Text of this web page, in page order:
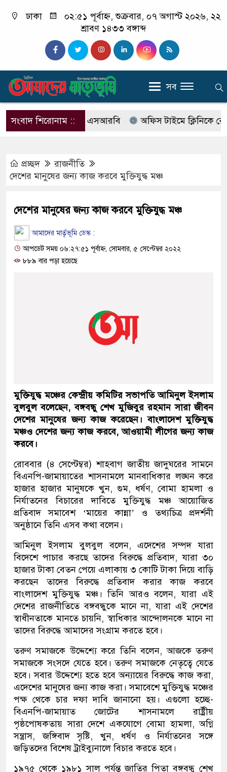
ঢাকা
০২:৫১ পূর্বাহ্ন, শুক্রবার, ০৭ অগাস্ট ২০২৬, ২২
শ্রাবণ ১৪৩৩ বঙ্গাব্দ
সব
সংবাদ শিরোনাম ::
নাম বদলে আসছে এসআরবি অফিস টাইমে ক্লিনিকে রোগী
প্রচ্ছদ
রাজনীতি
দেশের মানুষের জন্য কাজ করবে মুক্তিযুদ্ধ মঞ্চ
দেশের মানুষের জন্য কাজ করবে মুক্তিযুদ্ধ মঞ্চ
আমাদের মার্তৃভূমি ডেস্ক :
আপডেট সময় ০৬:২৭:৫১ পূর্বাহ্ন, সোমবার, ৫ সেপ্টেম্বর ২০২২
৮৮৯ বার পড়া হয়েছে
মুক্তিযুদ্ধ মঞ্চের কেন্দ্রীয় কমিটির সভাপতি আমিনুল ইসলাম
বুলবুল বলেছেন, বঙ্গবন্ধু শেখ মুজিবুর রহমান সারা জীবন
দেশের মানুষের জন্য কাজ করেছেন। বাংলাদেশ মুক্তিযুদ্ধ
মঞ্চও দেশের জন্য কাজ করবে, আওয়ামী লীগের জন্য কাজ
করবে।
রোববার (৪ সেপ্টেম্বর) শাহবাগ জাতীয় জাদুঘরের সামনে
বিএনপি-জামায়াতের শাসনামলে মানবাধিকার লঙ্ঘন করে
হাজার হাজার মানুষকে খুন, গুম, ধর্ষণ, বোমা হামলা ও
নির্যাতনের বিচারের দাবিতে মুক্তিযুদ্ধ মঞ্চ আয়োজিত
প্রতিবাদ সমাবেশ ‘মায়ের কান্না’ ও তথ্যচিত্র প্রদর্শনী
অনুষ্ঠানে তিনি এসব কথা বলেন।
আমিনুল ইসলাম বুলবুল বলেন, এদেশের সম্পদ যারা
বিদেশে পাচার করছে তাদের বিরুদ্ধে প্রতিবাদ, যারা ৩০
হাজার টাকা বেতন পেয়ে এলাকায় ৩ কোটি টাকা দিয়ে বাড়ি
করছেন তাদের বিরুদ্ধে প্রতিবাদ করার কাজ করবে
বাংলাদেশ মুক্তিযুদ্ধ মঞ্চ। তিনি আরও বলেন, যারা এই
দেশের রাজনীতিতে বঙ্গবন্ধুকে মানে না, যারা এই দেশের
স্বাধীনতাকে মানতে চায়নি, স্বাধিকার আন্দোলনকে মানে না
তাদের বিরুদ্ধে আমাদের সংগ্রাম করতে হবে।
তরুণ সমাজকে উদ্দেশ্যে করে তিনি বলেন, আজকে তরুণ
সমাজকে সংসদে যেতে হবে। তরুণ সমাজকে নেতৃত্বে যেতে
হবে। সবার উদ্দেশ্যে হতে হবে অন্যায়ের বিরুদ্ধে কাজ করা,
এদেশের মানুষের জন্য কাজ করা। সমাবেশে মুক্তিযুদ্ধ মঞ্চের
পক্ষ থেকে চার দফা দাবি জানানো হয়। এগুলো হচ্ছে-
বিএনপি-জামায়াত জোটের শাসনামলে রাষ্ট্রীয়
পৃষ্ঠপোষকতায় সারা দেশে একযোগে বোমা হামলা, অগ্নি
সন্ত্রাস, জঙ্গিবাদ সৃষ্টি, খুন, ধর্ষণ ও নির্যাতনের সঙ্গে
জড়িতদের বিশেষ ট্রাইব্যুনালে বিচার করতে হবে।
১৯৭৫ থেকে ১৯৮১ সাল পর্যন্ত জাতির পিতা বঙ্গবন্ধু শেখ